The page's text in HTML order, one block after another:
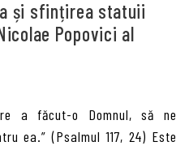
și sfințirea statuii
Popovici al
a făcut-o Domnul, să ne
ea.” (Psalmul 117, 24) Este